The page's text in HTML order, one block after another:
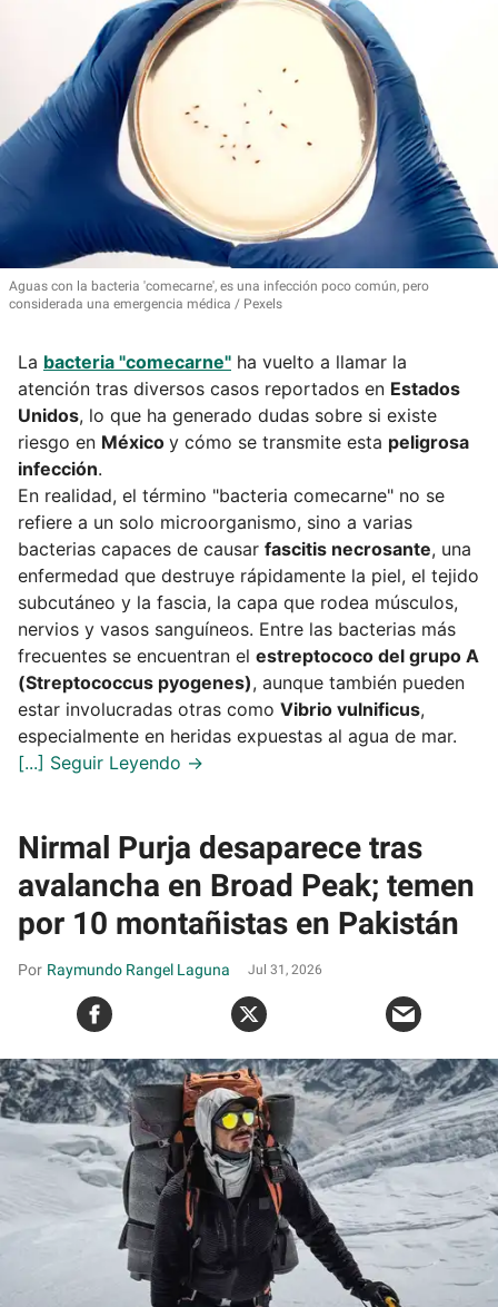
Aguas con la bacteria 'comecarne', es una infección poco común, pero
considerada una emergencia médica
Pexels
La bacteria "comecarne" ha vuelto a llamar la
atención tras diversos casos reportados en Estados
Unidos, lo que ha generado dudas sobre si existe
riesgo en México y cómo se transmite esta peligrosa
infección.
En realidad, el término "bacteria comecarne" no se
refiere a un solo microorganismo, sino a varias
bacterias capaces de causar fascitis necrosante, una
enfermedad que destruye rápidamente la piel, el tejido
subcutáneo y la fascia, la capa que rodea músculos,
nervios y vasos sanguíneos. Entre las bacterias más
frecuentes se encuentran el estreptococo del grupo A
(Streptococcus pyogenes), aunque también pueden
estar involucradas otras como Vibrio vulnificus,
especialmente en heridas expuestas al agua de mar.
Nirmal Purja desaparece tras
avalancha en Broad Peak; temen
por 10 montañistas en Pakistán
Raymundo Rangel Laguna Jul 31, 2026